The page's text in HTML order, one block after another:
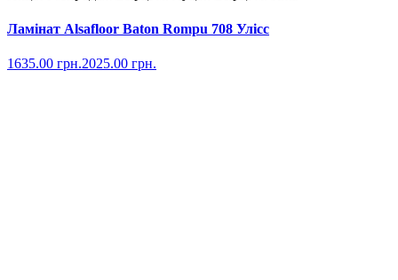
Ламінат Alsafloor Baton Rompu 708 Улісс
1635.00 грн.2025.00 грн.